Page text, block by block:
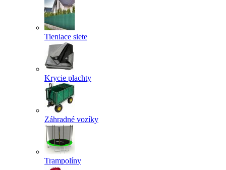
Tieniace siete
Krycie plachty
Záhradné vozíky
Trampolíny